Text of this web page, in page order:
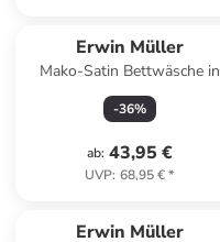
Erwin Müller
Mako-Satin Bettwäsche in
gelb-grau
-36%
ab: 43,95 €
UVP: 68,95 €*
Erwin Müller